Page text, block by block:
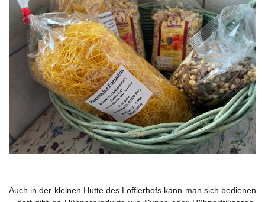
Auch in der kleinen Hütte des Löfflerhofs kann man sich bedienen